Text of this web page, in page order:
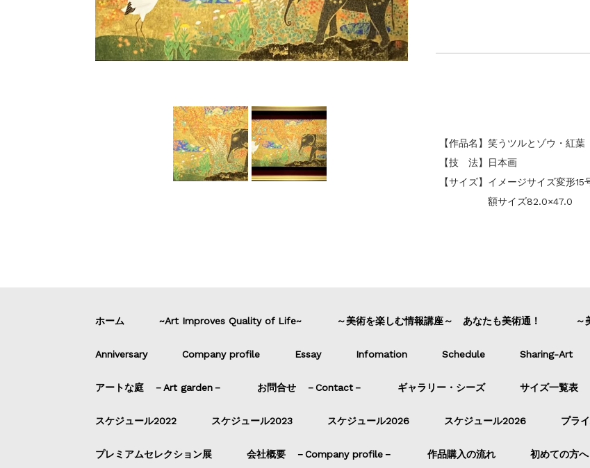
【作品名】笑うツルとゾウ・紅葉
【技 法】日本画
【サイズ】イメージサイズ変形15
額サイズ82.0×47.0
ホーム ~Art Improves Quality of Life~ ～美術を楽しむ情報講座～ あなたも美術通！ ～
Anniversary Company profile Essay Infomation Schedule Sharing-Art
アートな庭 －Art garden－ お問合せ －Contact－ ギャラリー・シーズ サイズ一覧表
スケジュール2022 スケジュール2023 スケジュール2026 スケジュール2026 プラ
プレミアムセレクション展 会社概要 －Company profile－ 作品購入の流れ 初めての方へ